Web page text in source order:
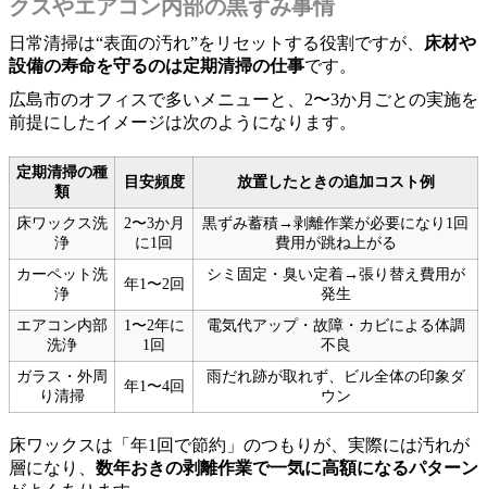
クスやエアコン内部の黒ずみ事情
日常清掃は“表面の汚れ”をリセットする役割ですが、
床材や
設備の寿命を守るのは定期清掃の仕事です。
広島市のオフィスで多いメニューと、2〜3か月ごとの実施を
前提にしたイメージは次のようになります。
定期清掃の種
類
目安頻度 放置したときの追加コスト例
床ワックス洗
浄
2〜3か月
に1回
黒ずみ蓄積→剥離作業が必要になり1回
費用が跳ね上がる
カーペット洗
浄
年1〜2回
シミ固定・臭い定着→張り替え費用が
発生
エアコン内部
洗浄
1〜2年に
1回
電気代アップ・故障・カビによる体調
不良
ガラス・外周
り清掃
年1〜4回
雨だれ跡が取れず、ビル全体の印象ダ
ウン
床ワックスは「年1回で節約」のつもりが、実際には汚れが
層になり、 数年おきの剥離作業で一気に高額になるパターン